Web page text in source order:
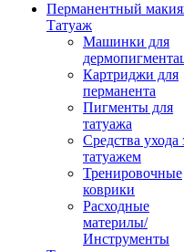
Перманентный
Татуаж
Машинки для
Картриджи для
перманента
Пигменты для
татуажа
Средства ухода
татуажем
Тренировочные
коврики
Расходные
материлы/
Инструменты